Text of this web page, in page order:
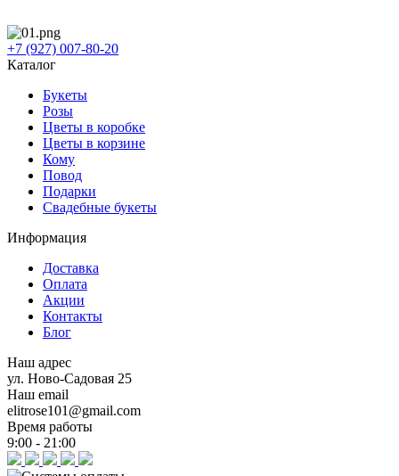
+7 (927) 007-80-20
Каталог
Букеты
Розы
Цветы в коробке
Цветы в корзине
Кому
Повод
Подарки
Свадебные букеты
Информация
Доставка
Оплата
Акции
Контакты
Блог
Наш адрес
ул. Ново-Садовая 25
Наш email
elitrose101@gmail.com
Время работы
9:00 - 21:00